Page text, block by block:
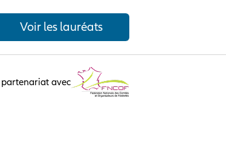
Voir les lauréats
avec